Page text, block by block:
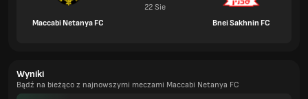
Maccabi Netanya FC
22 Sie
Bnei Sakhnin FC
Wyniki
Bądź na bieżąco z najnowszymi meczami Maccabi Netanya FC